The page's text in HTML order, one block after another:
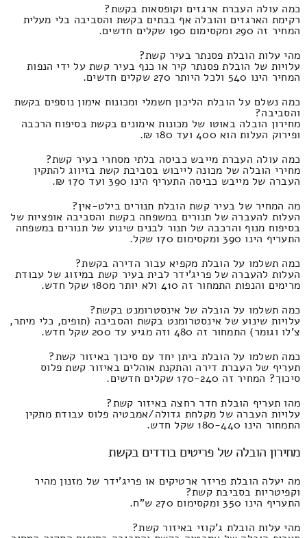
כמה עולה העברת ארגזים וקופסאות בקשת?
רקימת הארגזים והובלה אף בבתים בקשת והסביבה בלי מעלית
המחיר זה 290 ומקסימום 190 שקלים חדשים.
מהי עלות הובלת פסנתר בעיר קשת?
עלויות של הובלת פסנתר קיר או כנף בעיר קשת על ידי הנפות
המחיר הינו 540 ולכל היותר 270 שקלים חדשים.
כמה נשלם על הובלת הליכון חשמלי ומכונות אימון נוספים בקשת
והסביבה?
מחירון הובלה באוטו של מכונות אימונים בקשת בסיפוח הרכבה
ופירוק העלות הוא 400 ועד 180 ₪.
כמה עולה העברת מייבש כביסה בלתי מסחרי בעיר קשת?
מחירי הובלה של מכונה לייבוש בסביבת קשת בזיווג להתקין
העברה של מייבש כביסה התעריף הינו 390 ועד 170 ₪.
מה המחיר של בעיר קשת הובלת תנורים בילט-אין?
העלות להעברה של תנורים במשפחה בקשת והסביבה אופציות של
בסיפוח מנוף והרכבה של תנור לבנים שינוע של תנורים במשפחה
התעריף הינו 390 ומקסימום 170 שקל.
כמה תשלמו על הובלת מקפיא עבור הדירה בקשת?
העלות להעברה של פריג'ידר לבית בעיר קשת במיזוג של עבודת
מרימים והנפות התמחור זה 410 ולא יותר מ180 שקל חדש.
כמה תשלמו על הובלה של אינסטרומנט בקשת?
עלויות שינוע של אינסטרומנט בקשת והסביבה (תופים, כלי מיתר,
צ'לו וגומר) התמחור זה 480 וזה מגיע עד 200 שקל חדש.
כמה תשלמו על הובלת ביתן יחד עם סיכוך באיזור קשת?
תעריף של העברת דירה והתקנת אוהלים באיזור קשת פלוס
סיכוך? המחיר זה 170-240 שקלים חדשים.
מהו תעריף הובלת חדר רחצה באיזור קשת?
עלויות העברה של מקלחת גדולה/אמבטיה פלוס עבודת מתקין
התמחור הינו 180-440 שקל חדש.
מחירון הובלה של פריטים בודדים בקשת
מה יעלה הובלת פריזר ארטיקים או פריג'ידר של מזנון מהיר
וקפיטריות בסביבת קשת?
התעריף הינו 350 ומקסימום 270 ש"ח.
מהי עלות הובלת ג'קוזי באיזור קשת?